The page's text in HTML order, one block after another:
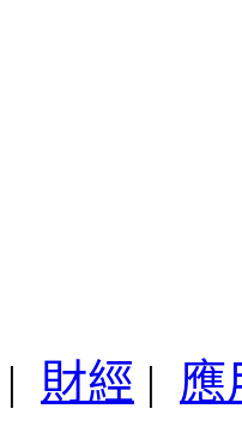
| 財經 | 應